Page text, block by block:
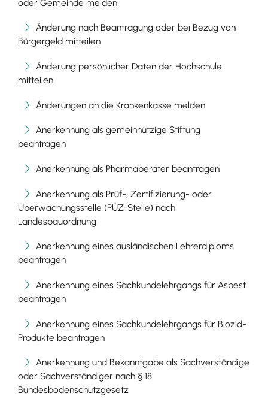
oder Gemeinde melden
Änderung nach Beantragung oder bei Bezug von
Bürgergeld mitteilen
Änderung persönlicher Daten der Hochschule
mitteilen
Änderungen an die Krankenkasse melden
Anerkennung als gemeinnützige Stiftung
beantragen
Anerkennung als Pharmaberater beantragen
Anerkennung als Prüf-, Zertifizierung- oder
Überwachungsstelle (PÜZ-Stelle) nach
Landesbauordnung
Anerkennung eines ausländischen Lehrerdiploms
beantragen
Anerkennung eines Sachkundelehrgangs für Asbest
beantragen
Anerkennung eines Sachkundelehrgangs für Biozid-
Produkte beantragen
Anerkennung und Bekanntgabe als Sachverständige
oder Sachverständiger nach § 18
Bundesbodenschutzgesetz